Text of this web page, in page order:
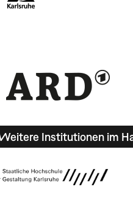
Institutionen im